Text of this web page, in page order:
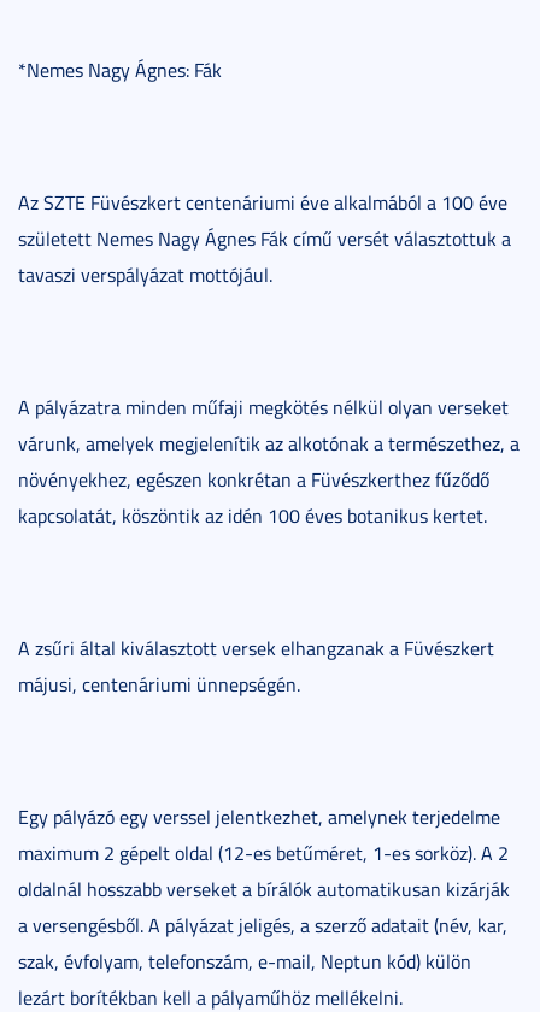
*Nemes Nagy Ágnes: Fák
Az SZTE Füvészkert centenáriumi éve alkalmából a 100 éve
született Nemes Nagy Ágnes Fák című versét választottuk a
tavaszi verspályázat mottójául.
A pályázatra minden műfaji megkötés nélkül olyan verseket
várunk, amelyek megjelenítik az alkotónak a természethez, a
növényekhez, egészen konkrétan a Füvészkerthez fűződő
kapcsolatát, köszöntik az idén 100 éves botanikus kertet.
A zsűri által kiválasztott versek elhangzanak a Füvészkert
májusi, centenáriumi ünnepségén.
Egy pályázó egy verssel jelentkezhet, amelynek terjedelme
maximum 2 gépelt oldal (12-es betűméret, 1-es sorköz). A 2
oldalnál hosszabb verseket a bírálók automatikusan kizárják
a versengésből. A pályázat jeligés, a szerző adatait (név, kar,
szak, évfolyam, telefonszám, e-mail, Neptun kód) külön
lezárt borítékban kell a pályaműhöz mellékelni.